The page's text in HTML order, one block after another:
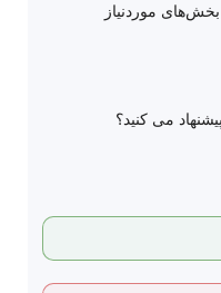
بخش‌های موردنیاز
می کنید؟